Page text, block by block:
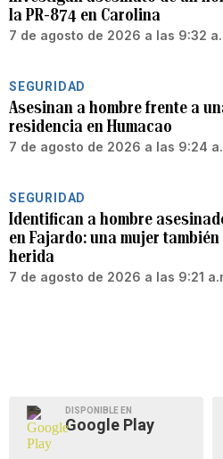
la PR-874 en Carolina
7 de agosto de 2026 a las 9:32
SEGURIDAD
Asesinan a hombre frente a
residencia en Humacao
7 de agosto de 2026 a las 9:24
SEGURIDAD
Identifican a hombre
en Fajardo: una mujer
herida
7 de agosto de 2026 a las 9:21
DISPONIBLE EN
Google Play